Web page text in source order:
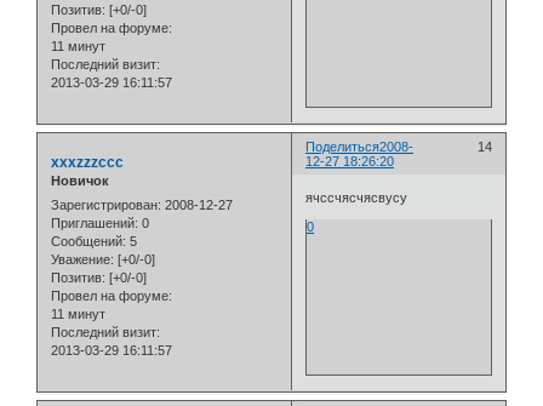
Позитив: [+0/-0]
Провел на форуме:
11 минут
Последний визит:
2013-03-29 16:11:57
Поделиться 14
2008-
12-27 18:26:20
xxxzzzccc
Новичок
Зарегистрирован: 2008-12-27
Приглашений: 0
Сообщений: 5
Уважение: [+0/-0]
Позитив: [+0/-0]
Провел на форуме:
11 минут
Последний визит:
2013-03-29 16:11:57
ячссчясчясвусу
0